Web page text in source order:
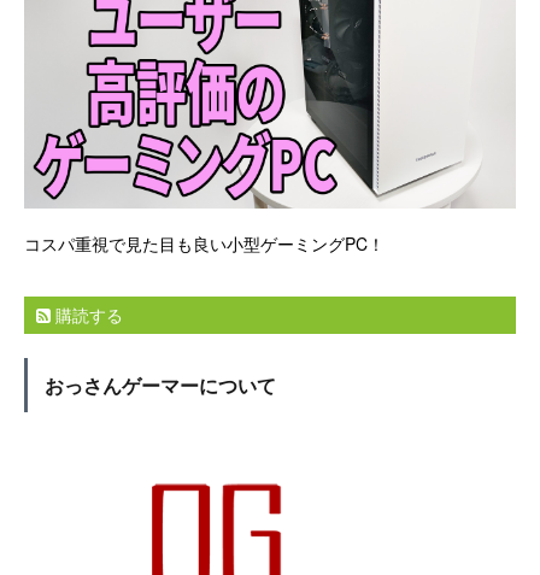
コスパ重視で見た目も良い小型ゲーミングPC！
購読する
おっさんゲーマーについて